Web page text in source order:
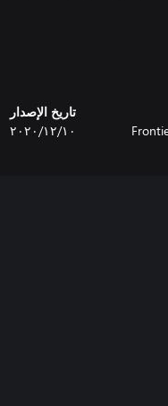
الضخمة لصناعة تحديات
المصنوعة مسبقًا على
تاريخ الإصدار
١٠‏/١٢‏/٢٠٢٠